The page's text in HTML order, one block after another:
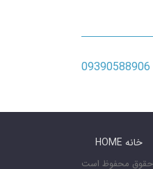
HOME خانه